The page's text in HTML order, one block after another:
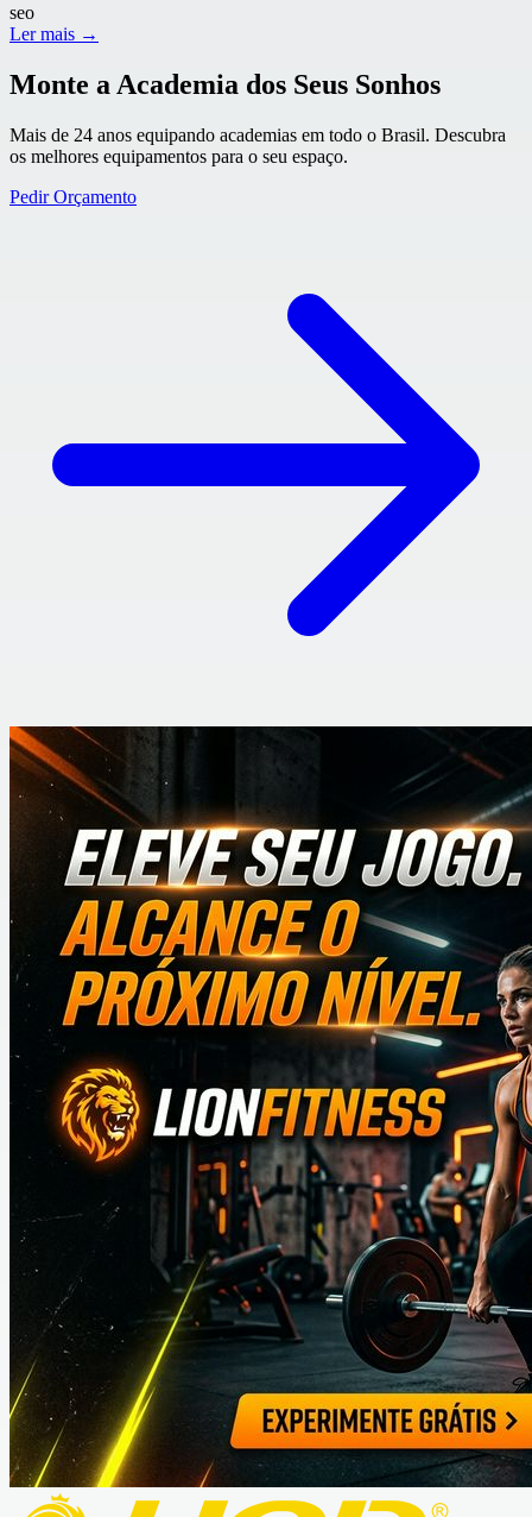
seo
Ler mais →
Monte a Academia dos Seus Sonhos
Mais de 24 anos equipando academias em todo o Brasil. Descubra
os melhores equipamentos para o seu espaço.
Pedir Orçamento